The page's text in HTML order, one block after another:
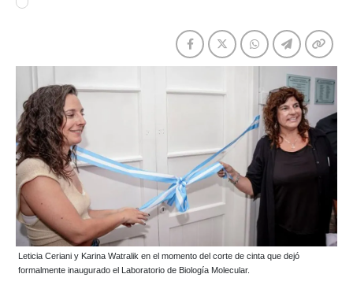
Leticia Ceriani y Karina Watralik en el momento del corte de cinta que dejó
formalmente inaugurado el Laboratorio de Biología Molecular.